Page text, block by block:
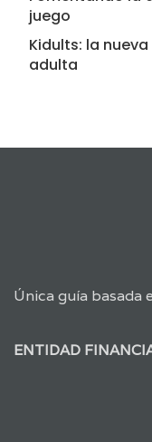
juego
Kidults: la
adulta
Única guía basada
ENTIDAD